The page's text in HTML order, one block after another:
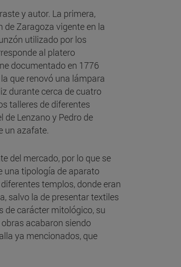
y autor. La primera,
de Zaragoza vigente en la
utilizado por los
al platero
documentado en 1776
que renovó una lámpara
durante cerca de cuatro
talleres de diferentes
Lenzano y Pedro de
un azafate.
del mercado, por lo que se
una tipología de aparato
templos, donde eran
salvo la de presentar textiles
de carácter mitológico, su
acabaron siendo
ya mencionados, que